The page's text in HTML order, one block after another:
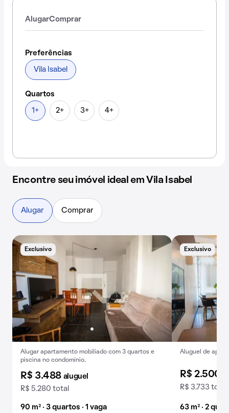
AlugarComprar
Preferências
Vila Isabel
Quartos
1+ 2+ 3+ 4+
Encontre seu imóvel ideal em Vila Isabel
Exclusivo
Alugar apartamento mobiliado com 3 quartos e
piscina no condomínio.
R$ 3.488 aluguel
R$ 5.280 total
90 m² · 3 quartos · 1 vaga
Exclusivo
Aluguel de
R$ 2.500
R$ 3.733 total
63 m² · 2
Alugar Comprar